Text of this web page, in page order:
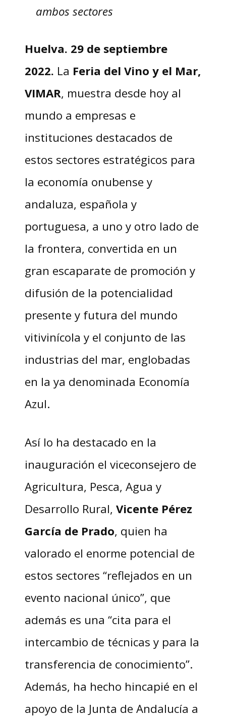
ambos sectores
Huelva. 29 de septiembre
2022. La Feria del Vino y el Mar,
VIMAR, muestra desde hoy al
mundo a empresas e
instituciones destacados de
estos sectores estratégicos para
la economía onubense y
andaluza, española y
portuguesa, a uno y otro lado de
la frontera, convertida en un
gran escaparate de promoción y
difusión de la potencialidad
presente y futura del mundo
vitivinícola y el conjunto de las
industrias del mar, englobadas
en la ya denominada Economía
Azul.
Así lo ha destacado en la
inauguración el viceconsejero de
Agricultura, Pesca, Agua y
Desarrollo Rural, Vicente Pérez
García de Prado, quien ha
valorado el enorme potencial de
estos sectores “reflejados en un
evento nacional único”, que
además es una “cita para el
intercambio de técnicas y para la
transferencia de conocimiento”.
Además, ha hecho hincapié en el
apoyo de la Junta de Andalucía a